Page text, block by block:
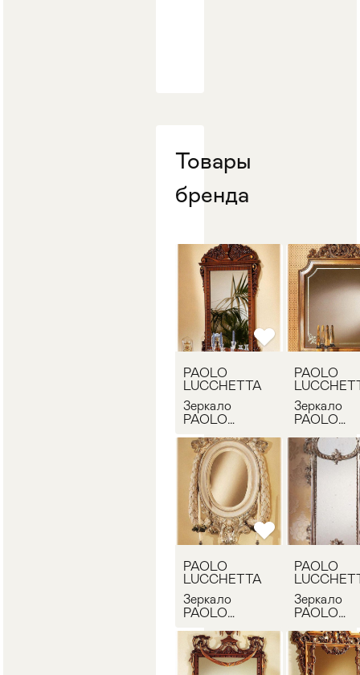
Товары
бренда
PAOLO
LUCCHETTA
Зеркало
PAOLO
EVERLASTING
specchio - 2
PAOLO
Зеркало
PAOLO
specchio -
PAOLO
LUCCHETTA
Зеркало
PAOLO
EVERLASTING
specchio - 8
PAOLO
Зеркало
PAOLO
specchio -